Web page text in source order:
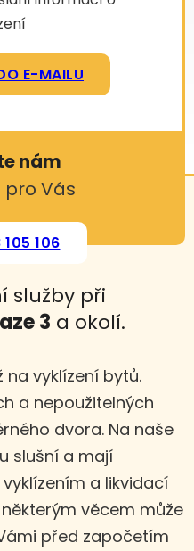
E-MAILU
nám
pro Vás
106
služby při
3 a okolí.
na vyklízení bytů.
a nepoužitelných
dvora. Na naše
slušní a mají
a likvidací
věcem může
před započetím